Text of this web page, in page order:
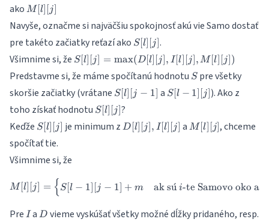
ako M[l]
[j]
M[ l j
Navyše, označme si najväčšiu spokojnosť akú vie Samo dostať
pre takéto začiatky reťazí ako S[l]
[j]
S[ l j ].
Všimnime si, že S[l][j] =
\max(D[l]
[j], I[l][j],
M[l][j])
S[ l j = max(D l j , I[l j , M [l j ])
Predstavme si, že máme spočítanú hodnotu S
Spre všetky
skoršie začiatky (vrátane S[l]
[j-
1]
S[ l j − 1 a S[l
[j]
S[ l − 1 j ). Ako z
toho získať hodnotu S[l]
[j]
S[ l j ]?
Keďže S[l]
[j]
S[ l j je minimum zD[l]
[j],
D l j , I[l j aM[l]
M [l j , chceme
spočítať tie.
Všimnime si, že
M[l][j] = \begin{cases} S[l-
M[ l j = { S [l − 1] [j − 1] + m ak su
ˊ i-te Samovo oko a
Pre I
IaD
D vieme vyskúšať všetky možné dĺžky pridaného, resp.